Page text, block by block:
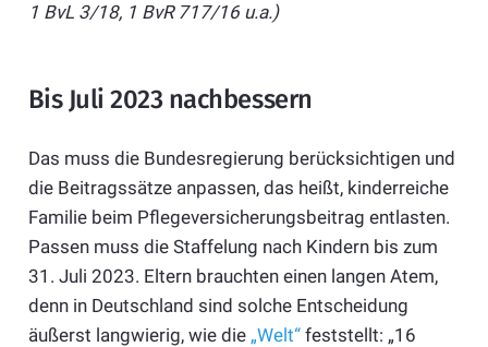
1 BvL 3/18, 1 BvR 717/16 u.a.)
Bis Juli 2023 nachbessern
Das muss die Bundesregierung berücksichtigen und
die Beitragssätze anpassen, das heißt, kinderreiche
Familie beim Pflegeversicherungsbeitrag entlasten.
Passen muss die Staffelung nach Kindern bis zum
31. Juli 2023. Eltern brauchten einen langen Atem,
denn in Deutschland sind solche Entscheidung
äußerst langwierig, wie die „Welt“feststellt: „16